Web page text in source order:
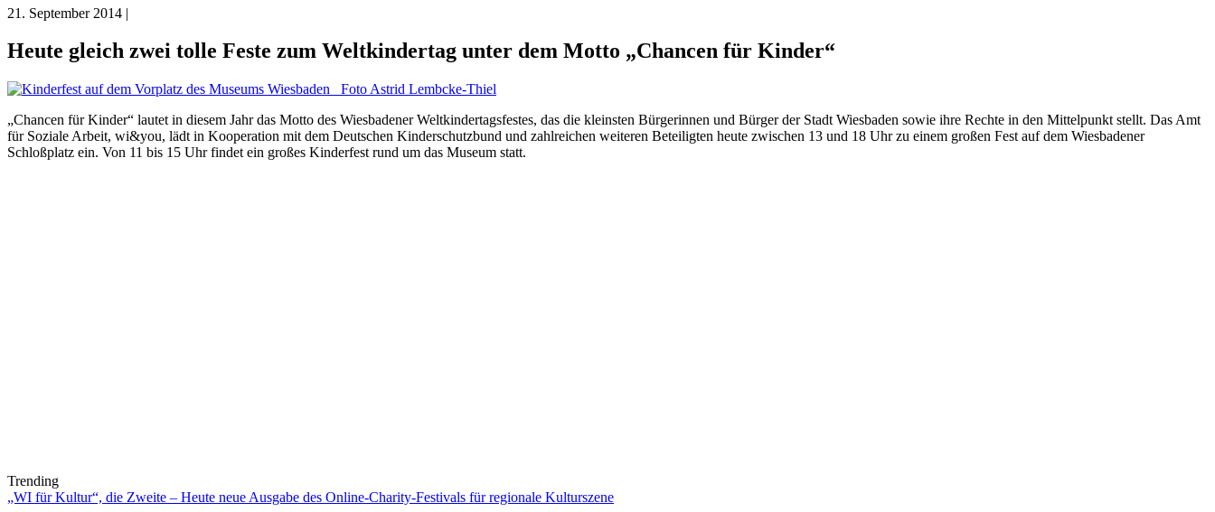
21. September 2014 |
Heute gleich zwei tolle Feste zum Weltkindertag unter dem Motto „Chancen für Kinder“
„Chancen für Kinder“ lautet in diesem Jahr das Motto des Wiesbadener Weltkindertagsfestes, das die kleinsten Bürgerinnen und Bürger der Stadt Wiesbaden sowie ihre Rechte in den Mittelpunkt stellt. Das Amt
für Soziale Arbeit, wi&you, lädt in Kooperation mit dem Deutschen Kinderschutzbund und zahlreichen weiteren Beteiligten heute zwischen 13 und 18 Uhr zu einem großen Fest auf dem Wiesbadener
Schloßplatz ein. Von 11 bis 15 Uhr findet ein großes Kinderfest rund um das Museum statt.
Trending
„WI für Kultur“, die Zweite – Heute neue Ausgabe des Online-Charity-Festivals für regionale Kulturszene